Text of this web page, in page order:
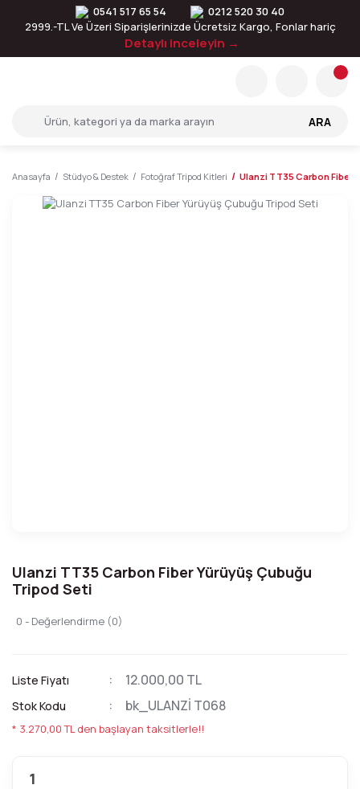
0541 517 65 54
0212 520 30 40
2999.-TL Ve Üzeri Siparişlerinizde Ücretsiz Kargo, Fonlar hariç
Detaylı inceleyin →
ARA
Anasayfa Stüdyo & Destek Fotoğraf Tripod Kitleri Ulanzi TT35 Carbon Fiber
Ulanzi TT35 Carbon Fiber Yürüyüş Çubuğu
Tripod Seti
0 - Değerlendirme (0)
Liste Fiyatı 12.000,00 TL
Stok Kodu bk_ULANZİ T068
* 3.270,00 TL den başlayan taksitlerle!!